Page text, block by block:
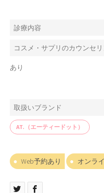
診療内容
コスメ・サプリのカウンセ
あり
取扱いブランド
AT.（エーティードット）
Web予約あり オンラ